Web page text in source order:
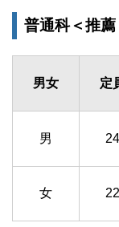
普通科＜推薦
男女 定
男 24
女 22